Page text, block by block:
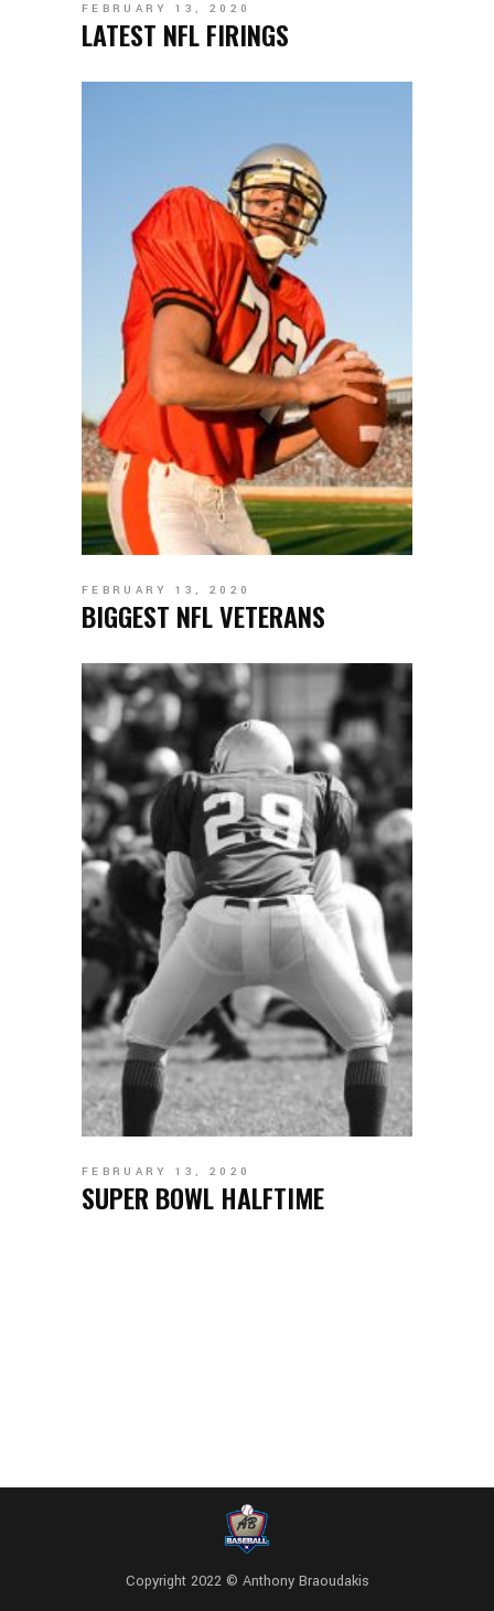
FEBRUARY 13, 2020
LATEST NFL FIRINGS
FEBRUARY 13, 2020
BIGGEST NFL VETERANS
FEBRUARY 13, 2020
SUPER BOWL HALFTIME
Copyright 2022 © Anthony Braoudakis